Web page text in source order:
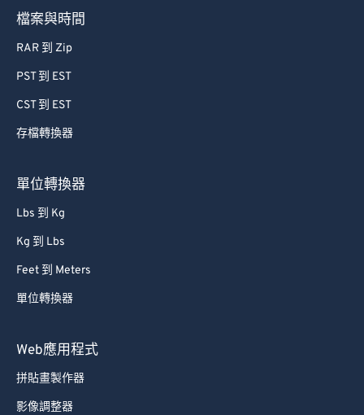
檔案與時間
RAR 到 Zip
PST 到 EST
CST 到 EST
存檔轉換器
單位轉換器
Lbs 到 Kg
Kg 到 Lbs
Feet 到 Meters
單位轉換器
Web應用程式
拼貼畫製作器
影像調整器